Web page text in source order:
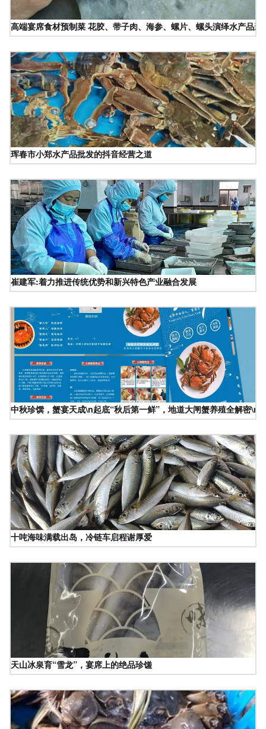
高端宴席食材预制菜 花胶、带子肉、海参、螺片、螺头演绎水产品新
珲春市小郑水产品批发的抖音经营之道
崔建军:着力推进传统优势和新兴特色产业融合发展
中秋珍馔，蟹宴天成\n起底“秋后第一鲜”，地道大闸蟹养殖全解密
十吨海味满载出岛，冷链车启程谢厚爱
天山冰泉育“雪龙”，宴席上的绝品珍馐